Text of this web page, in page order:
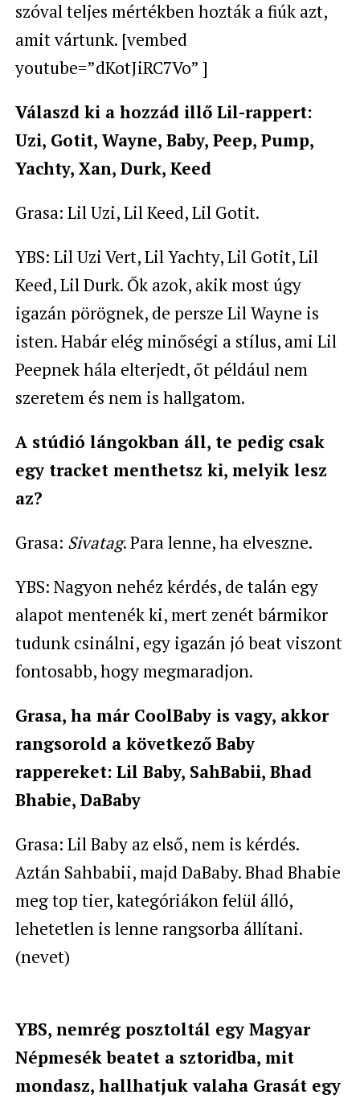
szóval teljes mértékben hozták a fiúk azt,
amit vártunk. [vembed
youtube=”dKotJiRC7Vo” ]
Válaszd ki a hozzád illő Lil-rappert:
Uzi, Gotit, Wayne, Baby, Peep, Pump,
Yachty, Xan, Durk, Keed
Grasa: Lil Uzi, Lil Keed, Lil Gotit.
YBS: Lil Uzi Vert, Lil Yachty, Lil Gotit, Lil
Keed, Lil Durk. Ők azok, akik most úgy
igazán pörögnek, de persze Lil Wayne is
isten. Habár elég minőségi a stílus, ami Lil
Peepnek hála elterjedt, őt például nem
szeretem és nem is hallgatom.
A stúdió lángokban áll, te pedig csak
egy tracket menthetsz ki, melyik lesz
az?
Grasa: Sivatag. Para lenne, ha elveszne.
YBS: Nagyon nehéz kérdés, de talán egy
alapot mentenék ki, mert zenét bármikor
tudunk csinálni, egy igazán jó beat viszont
fontosabb, hogy megmaradjon.
Grasa, ha már CoolBaby is vagy, akkor
rangsorold a következő Baby
rappereket: Lil Baby, SahBabii, Bhad
Bhabie, DaBaby
Grasa: Lil Baby az első, nem is kérdés.
Aztán Sahbabii, majd DaBaby. Bhad Bhabie
meg top tier, kategóriákon felül álló,
lehetetlen is lenne rangsorba állítani.
(nevet)
YBS, nemrég posztoltál egy Magyar
Népmesék beatet a sztoridba, mit
mondasz, hallhatjuk valaha Grasát egy